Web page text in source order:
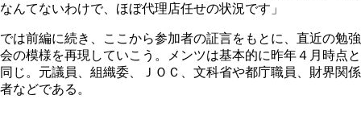
なんてないわけで、ほぼ代理店任せの状況です」
では前編に続き、ここから参加者の証言をもとに、直近の勉強
会の模様を再現していこう。メンツは基本的に昨年４月時点と
同じ。元議員、組織委、ＪＯＣ、文科省や都庁職員、財界関係
者などである。